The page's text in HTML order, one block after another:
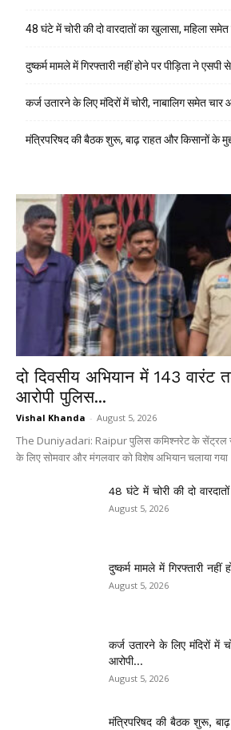
48 घंटे में चोरी की दो वारदातों का खुलासा, महिला समेत
दुष्कर्म मामले में गिरफ्तारी नहीं होने पर पीड़िता ने एसपी
कर्ज उतारने के लिए मंदिरों में चोरी, नाबालिग समेत चार
मंत्रिपरिषद की बैठक शुरू, बाढ़ राहत और किसानों के
दो दिवसीय अभियान में 143 वारंट
आरोपी पुलिस...
Vishal Khanda - August 5, 2026
The Duniyadari: Raipur पुलिस कमिश्नरेट के सेंट्रल
के लिए सोमवार और मंगलवार को विशेष अभियान चलाया
48 घंटे में चोरी की दो
August 5, 2026
दुष्कर्म मामले में गिरफ्तारी
August 5, 2026
कर्ज उतारने के लिए मंदिरों में
आरोपी...
August 5, 2026
मंत्रिपरिषद की बैठक शुरू, बाढ़